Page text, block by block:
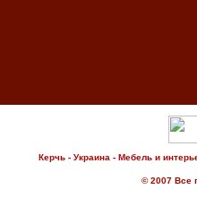
Керчь - Украина - Мебель и
© 2007 Все